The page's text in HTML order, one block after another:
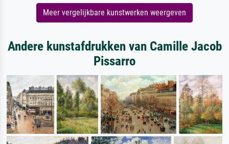
Meer vergelijkbare kunstwerken weergeven
Andere kunstafdrukken van Camille Jacob
Pissarro